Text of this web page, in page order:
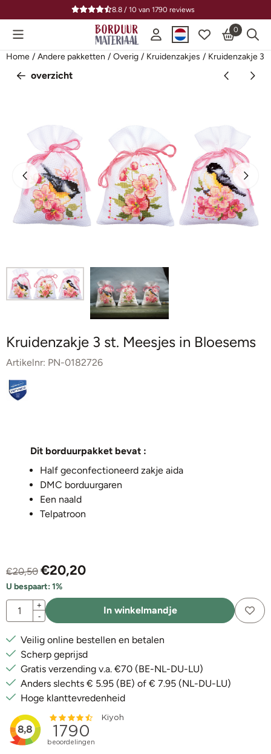
Cookievoorkeuren zijn beschikbaar. Kies instellingen of sta
8.8 / 10 van1790 reviews
0
Home / Andere pakketten / Overig / Kruidenzakjes / Kruidenzakje 3
overzicht
Kruidenzakje 3 st. Meesjes in Bloesems
Artikelnr: PN-0182726
Dit borduurpakket bevat :
Half geconfectioneerd zakje aida
DMC borduurgaren
Een naald
Telpatroon
€20,50 €20,20
U bespaart:1%
Aantal
+
-
In winkelmandje
Veilig online bestellen en betalen
Scherp geprijsd
Gratis verzending v.a. €70 (BE-NL-DU-LU)
Anders slechts € 5.95 (BE) of € 7.95 (NL-DU-LU)
Hoge klanttevredenheid